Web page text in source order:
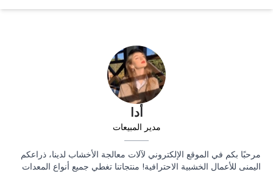
أدا
مدير المبيعات
مرحبًا بكم في الموقع الإلكتروني لآلات معالجة الأخشاب لدينا، ذراعكم
اليمنى للأعمال الخشبية الاحترافية! منتجاتنا تغطي جميع أنواع المعدات